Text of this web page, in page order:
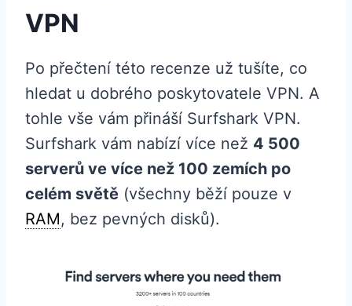
VPN
Po přečtení této recenze už tušíte, co
hledat u dobrého poskytovatele VPN. A
tohle vše vám přináší Surfshark VPN.
Surfshark vám nabízí více než 4 500
serverů ve více než 100 zemích po
celém světě (všechny běží pouze v
RAM, bez pevných disků).